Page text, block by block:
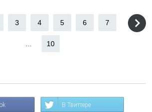
3 4 5 6 7
10
В Твиттере